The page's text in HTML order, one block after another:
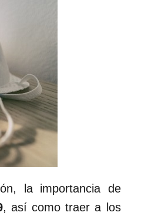
la importancia de
, así como traer a los